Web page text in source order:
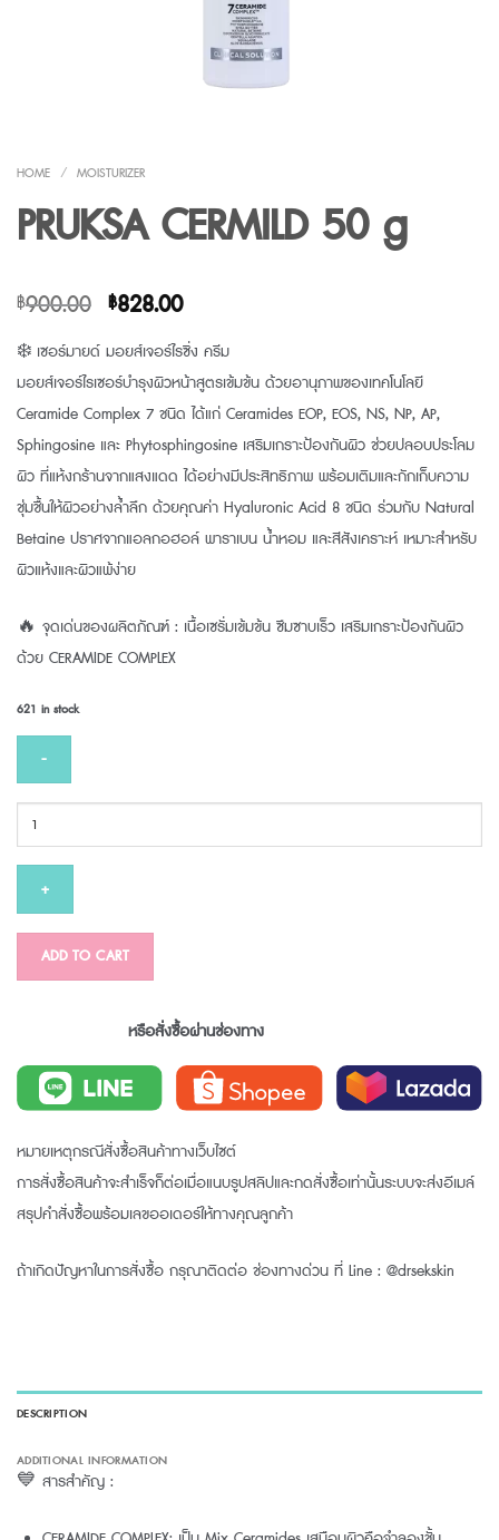
HOME / MOISTURIZER
PRUKSA CERMILD 50 g
฿900.00 Original
was:
฿900.00.
฿828.00Current
price
is:
฿828.00.
❄️ เซอร์มายด์ มอยส์เจอร์ไรซิ่ง ครีม
มอยส์เจอร์ไรเซอร์บำรุงผิวหน้าสูตรเข้มข้น ด้วยอานุภาพของเทคโนโลยี
Ceramide Complex 7 ชนิด ได้แก่ Ceramides EOP, EOS, NS, NP, AP,
Sphingosine และ Phytosphingosine เสริมเกราะป้องกันผิว ช่วยปลอบประโลม
ผิว ที่แห้งกร้านจากแสงแดด ได้อย่างมีประสิทธิภาพ พร้อมเติมและกักเก็บความ
ชุ่มชื้นให้ผิวอย่างล้ำลึก ด้วยคุณค่า Hyaluronic Acid 8 ชนิด ร่วมกับ Natural
Betaine ปราศจากแอลกอฮอล์ พาราเบน น้ำหอม และสีสังเคราะห์ เหมาะสำหรับ
ผิวแห้งและผิวแพ้ง่าย
🔥 จุดเด่นของผลิตภัณฑ์ : เนื้อเซรั่มเข้มข้น ซึมซาบเร็ว เสริมเกราะป้องกันผิว
ด้วย CERAMIDE COMPLEX
621 in stock
CERMILD
50
ADD TO CART
หรือสั่งซื้อผ่านช่องทาง
หมายเหตุกรณีสั่งซื้อสินค้าทางเว็บไซต์
การสั่งซื้อสินค้าจะสำเร็จก็ต่อเมื่อแนบรูปสลิปและกดสั่งซื้อเท่านั้นระบบจะส่งอีเมล์
สรุปคำสั่งซื้อพร้อมเลขออเดอร์ให้ทางคุณลูกค้า
ถ้าเกิดปัญหาในการสั่งซื้อ กรุณาติดต่อ ช่องทางด่วน ที่ Line : @drsekskin
DESCRIPTION
ADDITIONAL INFORMATION
💙 สารสำคัญ :